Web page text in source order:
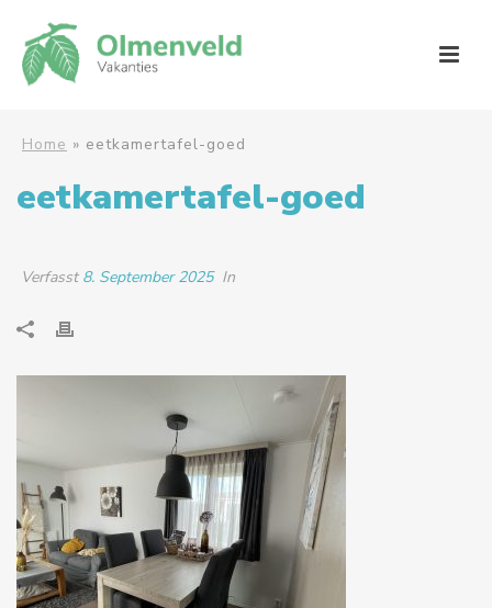
Home » eetkamertafel-goed
eetkamertafel-goed
Verfasst 8. September 2025 In